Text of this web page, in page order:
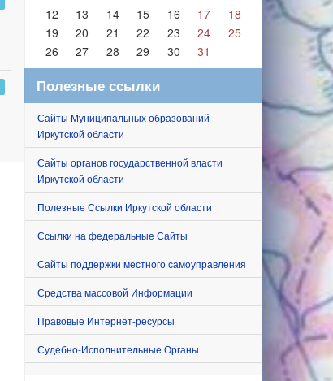
12
13 14 15 16 17
18
19
20 21 22 23 24
25
26
27 28 29 30 31
Полезные ссылки
Сайты Муниципальных образований
Иркутской области
Сайты органов государственной власти
Иркутской области
Полезные Ссылки Иркутской области
Ссылки на федеральные Сайты
Сайты поддержки местного самоуправления
Средства массовой Информации
Правовые Интернет-ресурсы
Судебно-Исполнительные Органы